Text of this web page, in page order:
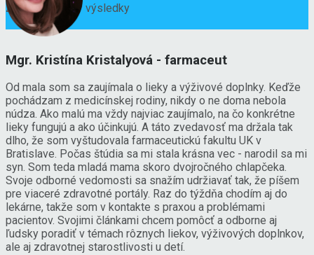
Zobraziť všetky výsledky
Mgr. Kristína Kristalyová - farmaceut
Od mala som sa zaujímala o lieky a výživové doplnky. Keďže
pochádzam z medicínskej rodiny, nikdy o ne doma nebola
núdza. Ako malú ma vždy najviac zaujímalo, na čo konkrétne
lieky fungujú a ako účinkujú. A táto zvedavosť ma držala tak
dlho, že som vyštudovala farmaceutickú fakultu UK v
Bratislave. Počas štúdia sa mi stala krásna vec - narodil sa mi
syn. Som teda mladá mama skoro dvojročného chlapčeka.
Svoje odborné vedomosti sa snažím udržiavať tak, že píšem
pre viaceré zdravotné portály. Raz do týždňa chodím aj do
lekárne, takže som v kontakte s praxou a problémami
pacientov. Svojimi článkami chcem pomôcť a odborne aj
ľudsky poradiť v témach rôznych liekov, výživových doplnkov,
ale aj zdravotnej starostlivosti u detí.